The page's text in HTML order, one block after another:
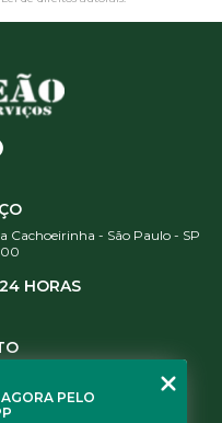
Cachoeirinha - São Paulo - SP
HORAS
PELO